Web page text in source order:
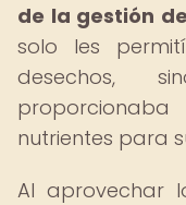
de la gestión
solo les
desechos,
nutrientes para
Al aprovechar